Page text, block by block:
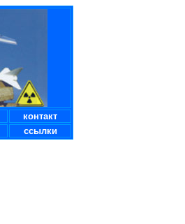
контакт
ссылки